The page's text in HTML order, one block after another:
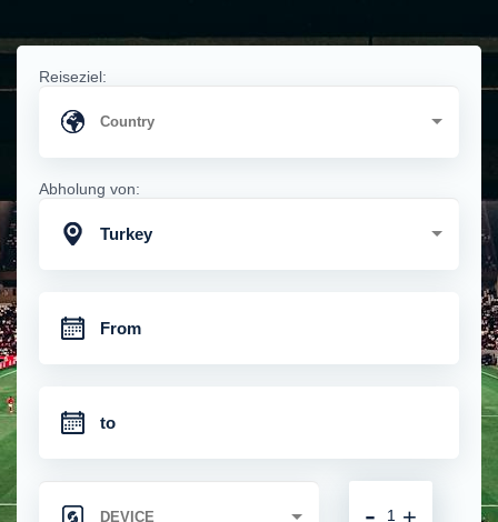
Reiseziel:
Abholung von:
Turkey